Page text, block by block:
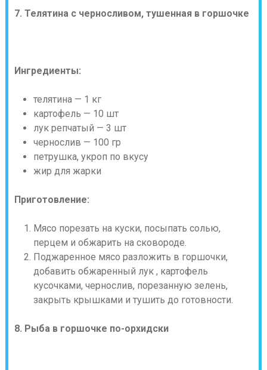
7. Телятина с черносливом, тушенная в горшочке
Ингредиенты:
телятина — 1 кг
картофель — 10 шт
лук репчатый — 3 шт
чернослив — 100 гр
петрушка, укроп по вкусу
жир для жарки
Приготовление:
Мясо порезать на куски, посыпать солью,
перцем и обжарить на сковороде.
Поджаренное мясо разложить в горшочки,
добавить обжаренный лук , картофель
кусочками, чернослив, порезанную зелень,
закрыть крышками и тушить до готовности.
8. Рыба в горшочке по-орхидски